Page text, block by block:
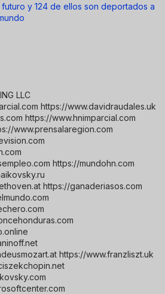
y 124 de ellos son deportados a
LLC
https://www.davidraudales.uk
https://www.hnimparcial.com
www.prensalaregion.com
https://mundohn.com
https://ganaderiasos.com
https://www.franzliszt.uk